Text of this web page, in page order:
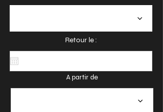
Retour le :
A partir de